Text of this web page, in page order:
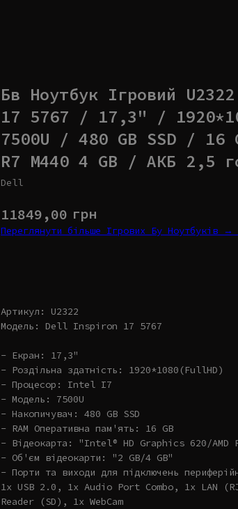
Бв Ноутбук Ігровий
17 5767 / 17,3" /
7500U / 480 GB SSD / 16
R7 M440 4 GB / АКБ 2,5
Dell
11849,00 грн
Переглянути більше Ігрових Бу Ноутбуків
Артикул: U2322
Модель: Dell Inspiron 17 5767
- Екран: 17,3"
- Роздільна здатність: 1920*1080(FullHD)
- Процесор: Intel I7
- Модель: 7500U
- Накопичувач: 480 GB SSD
- RAM Оперативна пам'ять: 16 GB
- Відеокарта: "Intel® HD Graphics 620/AMD
- Об'єм відеокарти: "2 GB/4 GB"
- Порти та виходи для підключень
1x USB 2.0, 1x Audio Port Combo, 1x LAN
Reader (SD), 1x WebCam